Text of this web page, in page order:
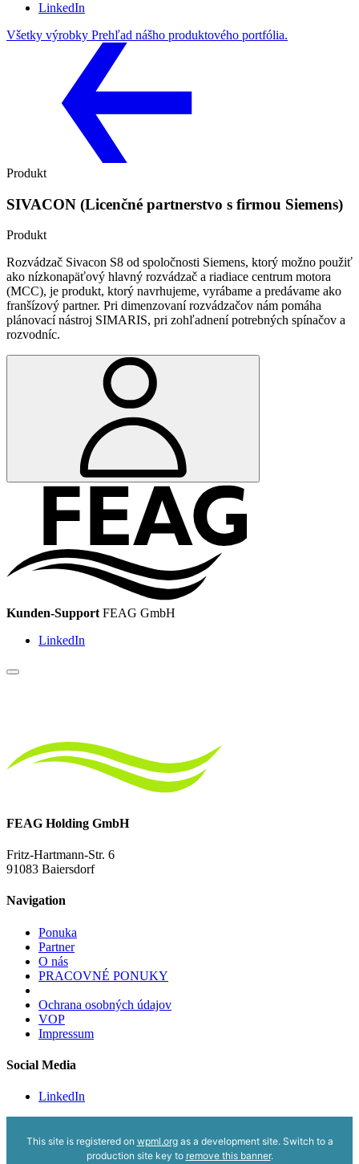
LinkedIn
Všetky výrobky Prehľad nášho produktového portfólia.
Produkt
SIVACON (Licenčné partnerstvo s firmou Siemens)
Produkt
Rozvádzač Sivacon S8 od spoločnosti Siemens, ktorý možno použiť
ako nízkonapäťový hlavný rozvádzač a riadiace centrum motora
(MCC), je produkt, ktorý navrhujeme, vyrábame a predávame ako
franšízový partner. Pri dimenzovaní rozvádzačov nám pomáha
plánovací nástroj SIMARIS, pri zohľadnení potrebných spínačov a
rozvodníc.
Kunden-Support FEAG GmbH
LinkedIn
FEAG Holding GmbH
Fritz-Hartmann-Str. 6
91083 Baiersdorf
Navigation
Ponuka
Partner
O nás
PRACOVNÉ PONUKY
Ochrana osobných údajov
VOP
Impressum
Social Media
LinkedIn
This site is registered on wpml.orgas a development site. Switch to a
production site key to remove this banner.